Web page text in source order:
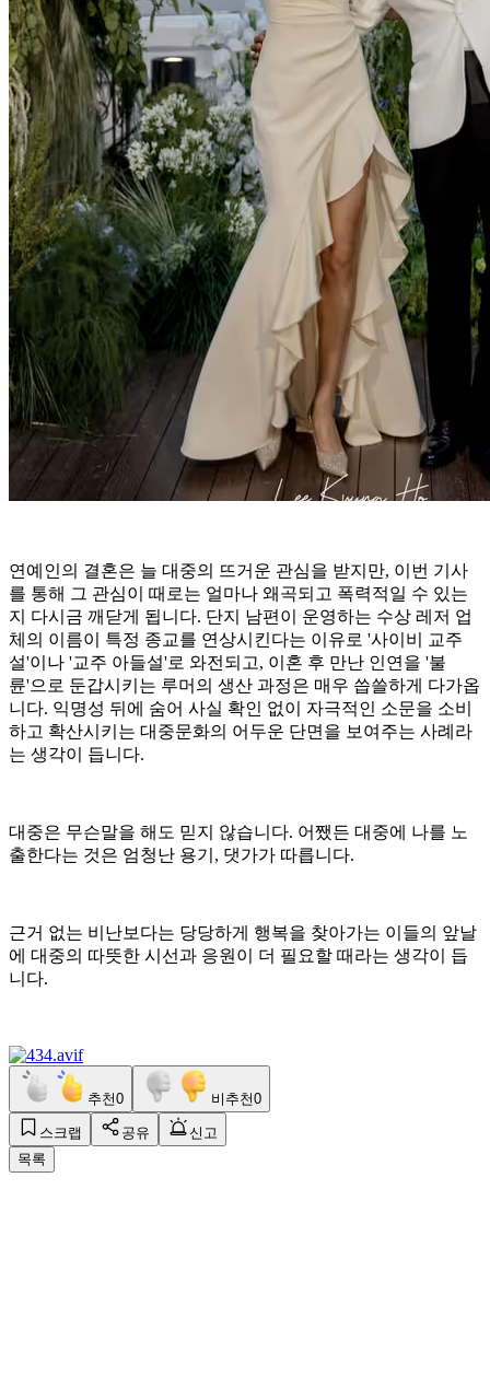
연예인의 결혼은 늘 대중의 뜨거운 관심을 받지만, 이번 기사
를 통해 그 관심이 때로는 얼마나 왜곡되고 폭력적일 수 있는
지 다시금 깨닫게 됩니다. 단지 남편이 운영하는 수상 레저 업
체의 이름이 특정 종교를 연상시킨다는 이유로 '사이비 교주
설'이나 '교주 아들설'로 와전되고, 이혼 후 만난 인연을 '불
륜'으로 둔갑시키는 루머의 생산 과정은 매우 씁쓸하게 다가옵
니다. 익명성 뒤에 숨어 사실 확인 없이 자극적인 소문을 소비
하고 확산시키는 대중문화의 어두운 단면을 보여주는 사례라
는 생각이 듭니다.
대중은 무슨말을 해도 믿지 않습니다. 어쨌든 대중에 나를 노
출한다는 것은 엄청난 용기, 댓가가 따릅니다.
근거 없는 비난보다는 당당하게 행복을 찾아가는 이들의 앞날
에 대중의 따뜻한 시선과 응원이 더 필요할 때라는 생각이 듭
니다.
추천0 비추천0
스크랩 공유
신고
목록